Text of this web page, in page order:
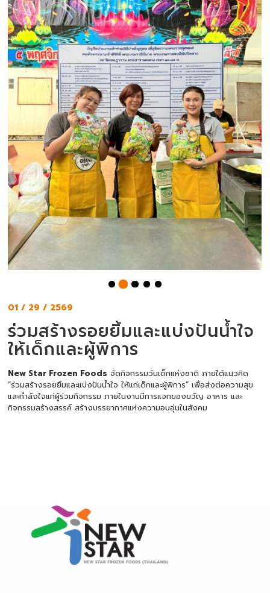
01 / 29 / 2569
ร่วมสร้างรอยยิ้มและแบ่งปันน้ำใจ
ให้เด็กและผู้พิการ
New Star Frozen Foods จัดกิจกรรมวันเด็กแห่งชาติ ภายใต้แนวคิด
“ร่วมสร้างรอยยิ้มและแบ่งปันน้ำใจ ให้แก่เด็กและผู้พิการ” เพื่อส่งต่อความสุข
และกำลังใจแก่ผู้ร่วมกิจกรรม ภายในงานมีการแจกของขวัญ อาหาร และ
กิจกรรมสร้างสรรค์ สร้างบรรยากาศแห่งความอบอุ่นในสังคม